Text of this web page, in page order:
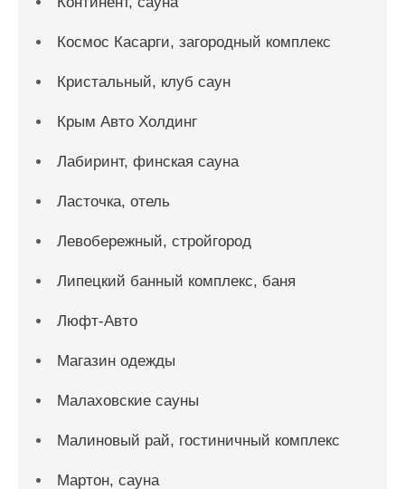
Космос Касарги, загородный комплекс
Кристальный, клуб саун
Крым Авто Холдинг
Лабиринт, финская сауна
Ласточка, отель
Левобережный, стройгород
Липецкий банный комплекс, баня
Люфт-Авто
Магазин одежды
Малаховские сауны
Малиновый рай, гостиничный комплекс
Мартон, сауна